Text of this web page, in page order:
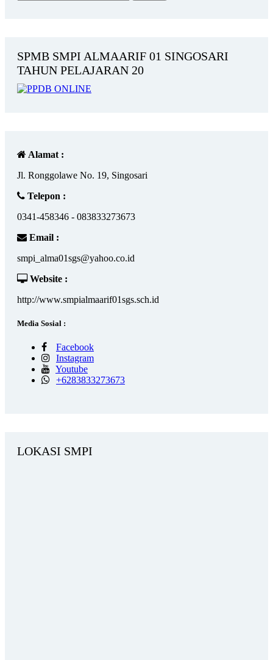
SPMB SMPI ALMAARIF 01 SINGOSARI
TAHUN PELAJARAN 20
Alamat :
Jl. Ronggolawe No. 19, Singosari
Telepon :
0341-458346 - 083833273673
Email :
smpi_alma01sgs@yahoo.co.id
Website :
http://www.smpialmaarif01sgs.sch.id
Media Sosial :
Facebook
Instagram
Youtube
+6283833273673
LOKASI SMPI